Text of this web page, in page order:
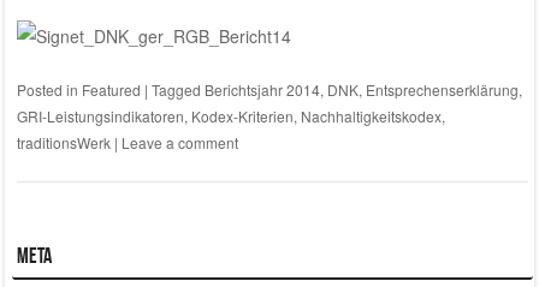
Posted in Featured | Tagged Berichtsjahr 2014, DNK, Entsprechenserklärung,
GRI-Leistungsindikatoren, Kodex-Kriterien, Nachhaltigkeitskodex,
traditionsWerk | Leave a comment
Meta